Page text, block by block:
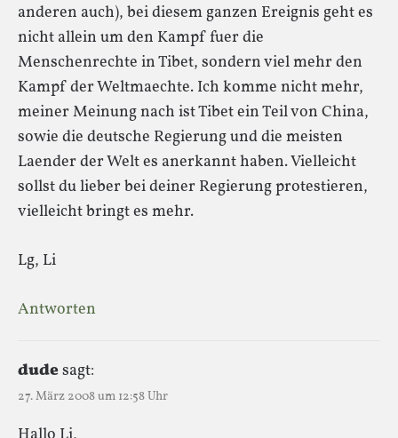
anderen auch), bei diesem ganzen Ereignis geht es
nicht allein um den Kampf fuer die
Menschenrechte in Tibet, sondern viel mehr den
Kampf der Weltmaechte. Ich komme nicht mehr,
meiner Meinung nach ist Tibet ein Teil von China,
sowie die deutsche Regierung und die meisten
Laender der Welt es anerkannt haben. Vielleicht
sollst du lieber bei deiner Regierung protestieren,
vielleicht bringt es mehr.
Lg, Li
Antworten
dudesagt:
27. März 2008 um 12:58 Uhr